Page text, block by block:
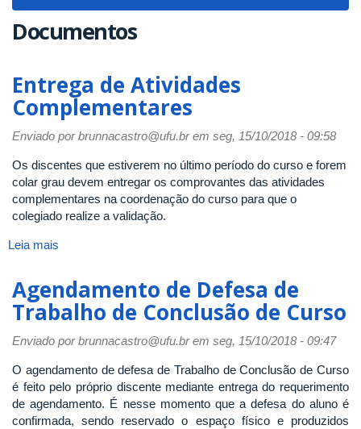
Documentos
Entrega de Atividades
Complementares
Enviado porbrunnacastro@ufu.brem seg, 15/10/2018 - 09:58
Os discentes que estiverem no último período do curso e forem
colar grau devem entregar os comprovantes das atividades
complementares na coordenação do curso para que o
colegiado realize a validação.
Leia mais
Atividades
Complementares
Agendamento de Defesa de
Trabalho de Conclusão de Curso
Enviado porbrunnacastro@ufu.brem seg, 15/10/2018 - 09:47
O agendamento de defesa de Trabalho de Conclusão de Curso
é feito pelo próprio discente mediante entrega do requerimento
de agendamento. É nesse momento que a defesa do aluno é
confirmada, sendo reservado o espaço físico e produzidos